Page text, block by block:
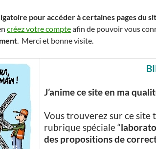
pour accéder à certaines pages du
créez votre compteafin de pouvoir vous
. Merci et bonne visite.
J’anime ce site en ma
Vous trouverez sur ce site
rubrique spéciale “
des propositions de